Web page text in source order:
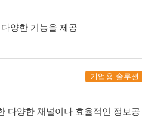
양한 기능을 제공
기업용 솔루션
다양한 채널이나 효율적인 정보공